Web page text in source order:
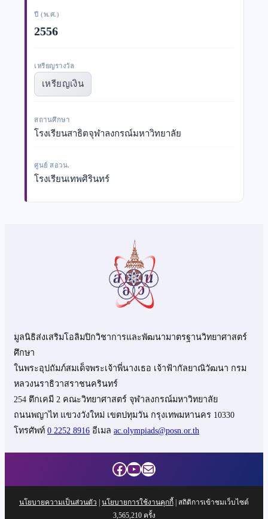
ปี (พ.ศ.)
2556
เหรียญรางวัล
เหรียญเงิน
สถานศึกษา
โรงเรียนสาธิตจุฬาลงกรณ์มหาวิทยาลัย
ศูนย์ สอวน.
โรงเรียนเทพศิรินทร์
มูลนิธิส่งเสริมโอลิมปิกวิชาการและพัฒนามาตรฐานวิทยาศาสตร์
ศึกษา
ในพระอุปถัมภ์สมเด็จพระเจ้าพี่นางเธอ เจ้าฟ้ากัลยาณิวัฒนา กรม
หลวงนราธิวาสราชนครินทร์
254 ตึกเคมี 2 คณะวิทยาศาสตร์ จุฬาลงกรณ์มหาวิทยาลัย
ถนนพญาไท แขวงวังใหม่ เขตปทุมวัน กรุงเทพมหานคร 10330
โทรศัพท์ 0 2252 8916 อีเมล ac.olympiads@posn.or.th
Facebook
YouTube
Mail
นโยบายความเป็นส่วนตัว | นโยบายการใช้งานคุกกี้ | สถิติการเข้าชมเว็บไซต์
3,565,210ครั้ง